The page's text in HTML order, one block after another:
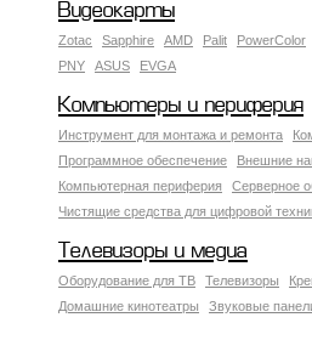
Видеокарты
Zotac Sapphire AMD Palit PowerColor
PNY
ASUS EVGA
Компьютеры и периферия
Инструмент для монтажа и ремонта
Программное обеспечение
Внешние
Компьютерная периферия
Серверное
Чистящие средства для цифровой
Телевизоры и медиа
Оборудование для ТВ Телевизоры
Домашние кинотеатры
Звуковые